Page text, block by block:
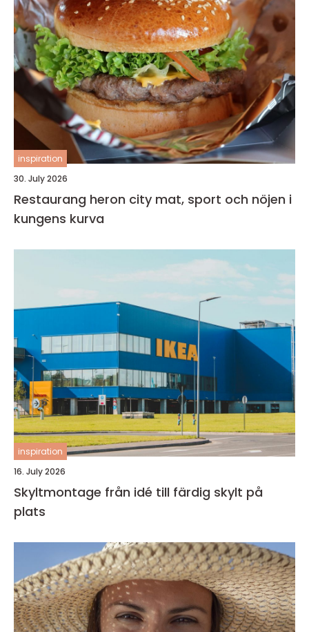
inspiration
30. July 2026
Restaurang heron city mat, sport och nöjen i
kungens kurva
inspiration
16. July 2026
Skyltmontage från idé till färdig skylt på
plats